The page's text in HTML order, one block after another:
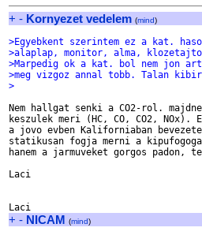
+ - Kornyezet vedelem (mind)
>Egyebkent szerintem ez a kat.
>alaplap, monitor, alma,
>Marpedig ok a kat. bol nem jon
>meg vizgoz annal tobb. Talan
>
Nem hallgat senki a CO2-rol.
keszulek meri (HC, CO, CO2,
a jovo evben Kaliforniaban
statikusan fogja merni a
hanem a jarmuveket gorgos
Laci
+ - NICAM (mind)